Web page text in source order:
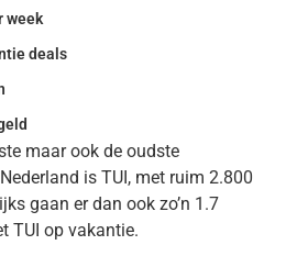
week
deals
maar ook de oudste
is TUI, met ruim 2.800
gaan er dan ook zo’n 1.7
TUI op vakantie.